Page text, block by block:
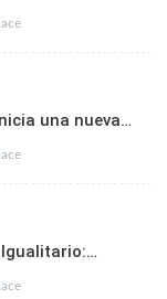
una nueva…